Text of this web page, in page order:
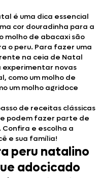
é uma dica essencial
cor douradinha para a
molho de abacaxi são
o peru. Para fazer uma
na ceia de Natal
novas
como um molho de
um molho agridoce
de receitas clássicas
podem fazer parte de
. Confira e escolha a
e sua família!
peru natalino
adocicado